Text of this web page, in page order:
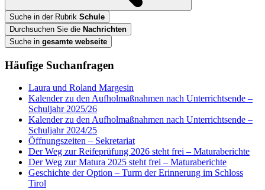
Suche in der Rubrik Schule
Durchsuchen Sie die Nachrichten
Suche in gesamte webseite
Häufige Suchanfragen
Laura und Roland Margesin
Kalender zu den Aufholmaßnahmen nach Unterrichtsende –
Schuljahr 2025/26
Kalender zu den Aufholmaßnahmen nach Unterrichtsende –
Schuljahr 2024/25
Öffnungszeiten – Sekretariat
Der Weg zur Reifeprüfung 2026 steht frei – Maturaberichte
Der Weg zur Matura 2025 steht frei – Maturaberichte
Geschichte der Option – Turm der Erinnerung im Schloss
Tirol